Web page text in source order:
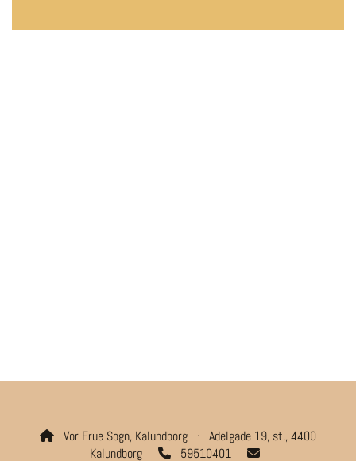

Vor Frue Sogn, Kalundborg · Adelgade 19, st., 4400
Kalundborg
 59510401 